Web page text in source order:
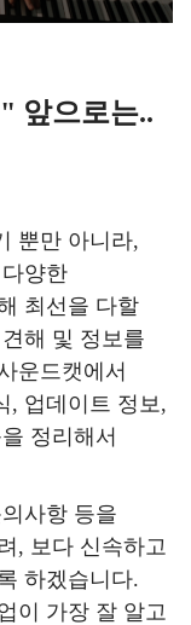
" 앞으로는..
뿐만 아니라,
양한
최선을 다할
해 및 정보를
운드캣에서
, 업데이트 정보,
정리해서
사항 등을
, 보다 신속하고
하겠습니다.
이 가장 잘 알고